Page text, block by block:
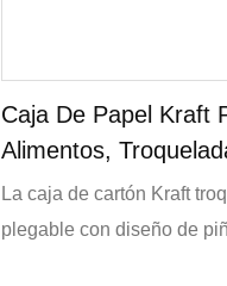
Caja De Papel Kraft
Alimentos,
Plegable, Con
Personalizado De
La caja de cartón Kraft
plegable con diseño de